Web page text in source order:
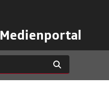
Medienportal